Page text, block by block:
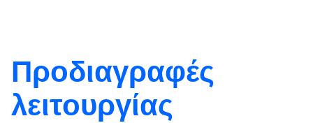
Προδιαγραφές
λειτουργίας